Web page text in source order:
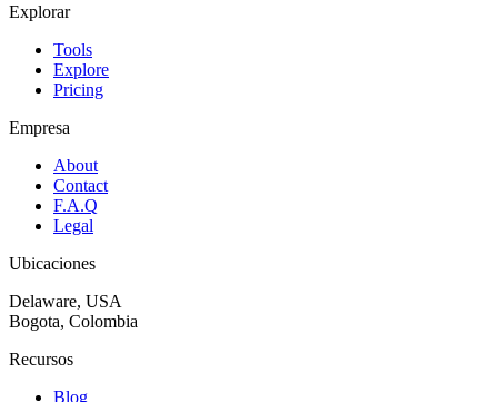
Explorar
Tools
Explore
Pricing
Empresa
About
Contact
F.A.Q
Legal
Ubicaciones
Delaware, USA
Bogota, Colombia
Recursos
Blog